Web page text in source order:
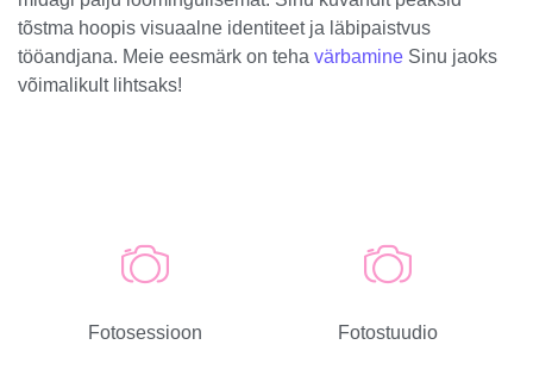
tõstma hoopis visuaalne identiteet ja läbipaistvus
tööandjana. Meie eesmärk on teha värbamine Sinu jaoks
võimalikult lihtsaks!
Fotosessioon Fotostuudio